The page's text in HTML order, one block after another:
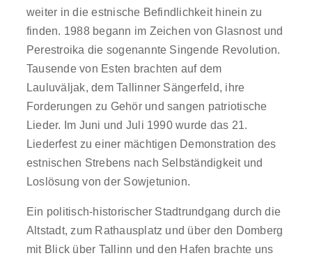
weiter in die estnische Befindlichkeit hinein zu
finden. 1988 begann im Zeichen von Glasnost und
Perestroika die sogenannte Singende Revolution.
Tausende von Esten brachten auf dem
Lauluväljak, dem Tallinner Sängerfeld, ihre
Forderungen zu Gehör und sangen patriotische
Lieder. Im Juni und Juli 1990 wurde das 21.
Liederfest zu einer mächtigen Demonstration des
estnischen Strebens nach Selbständigkeit und
Loslösung von der Sowjetunion.
Ein politisch-historischer Stadtrundgang durch die
Altstadt, zum Rathausplatz und über den Domberg
mit Blick über Tallinn und den Hafen brachte uns